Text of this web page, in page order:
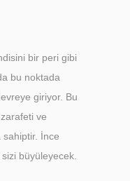
bir peri gibi
bu noktada
giriyor. Bu
ve
sahiptir. İnce
büyüleyecek.